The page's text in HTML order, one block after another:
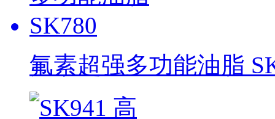
氟素超强多功能油脂